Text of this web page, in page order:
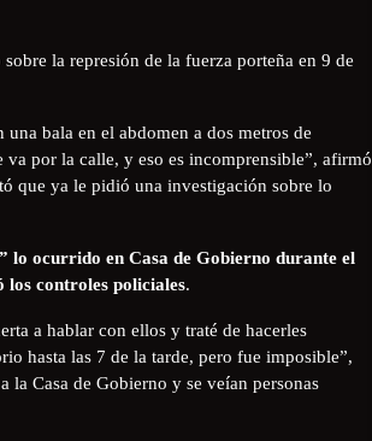
la represión de la fuerza porteña en 9 de
bala en el abdomen a dos metros de
por la calle, y eso es incomprensible”, afirmó
que ya le pidió una investigación sobre lo
lo ocurrido en Casa de Gobierno durante el
los controles policiales.
a hablar con ellos y traté de hacerles
hasta las 7 de la tarde, pero fue imposible”,
la Casa de Gobierno y se veían personas